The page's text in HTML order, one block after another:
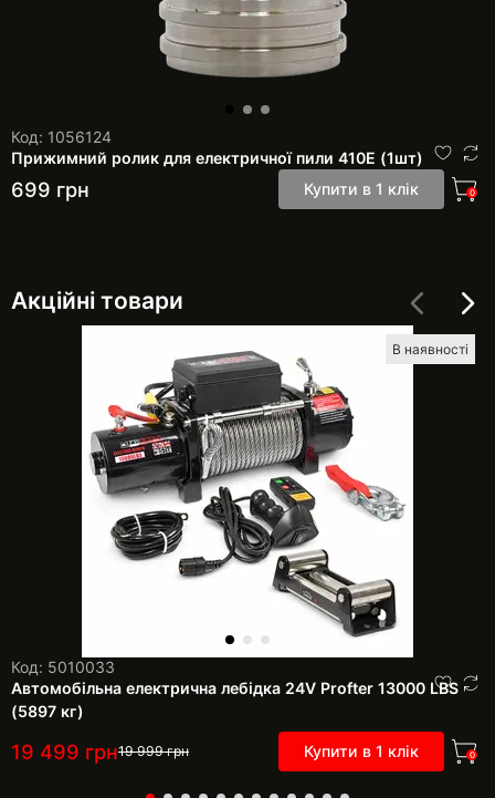
Код: 1056124
Прижимний ролик для електричної пили 410Е (1шт)
699 грн Купити в 1 клік 0
Акційні товари
В наявності
Код: 5010033
Автомобільна електрична лебідка 24V Profter 13000 LBS
(5897 кг)
19 499 грн19 999грн Купити в 1 клік 0